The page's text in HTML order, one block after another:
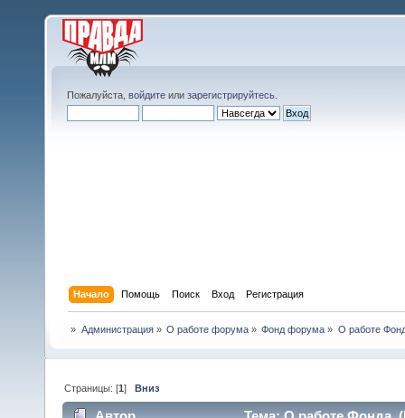
Пожалуйста, войдите или зарегистрируйтесь
Начало Помощь Поиск Вход Регистрация
» Администрация» О работе форума» Фонд форума » О работе
Страницы: [1]Вниз